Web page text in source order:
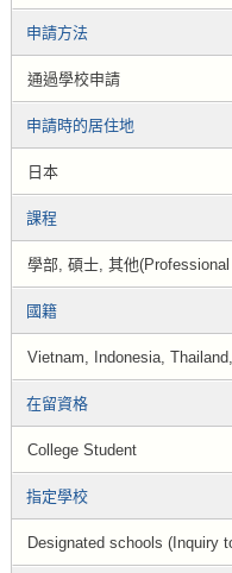
申請方法
通過學校申請
申請時的居住地
日本
課程
學部, 碩士, 其他
國籍
Vietnam, Indonesia,
在留資格
College Student
指定學校
Designated schools (Inquiry